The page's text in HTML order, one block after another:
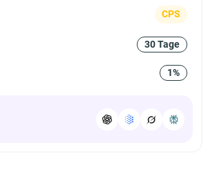
CPS
30 Tage
1%